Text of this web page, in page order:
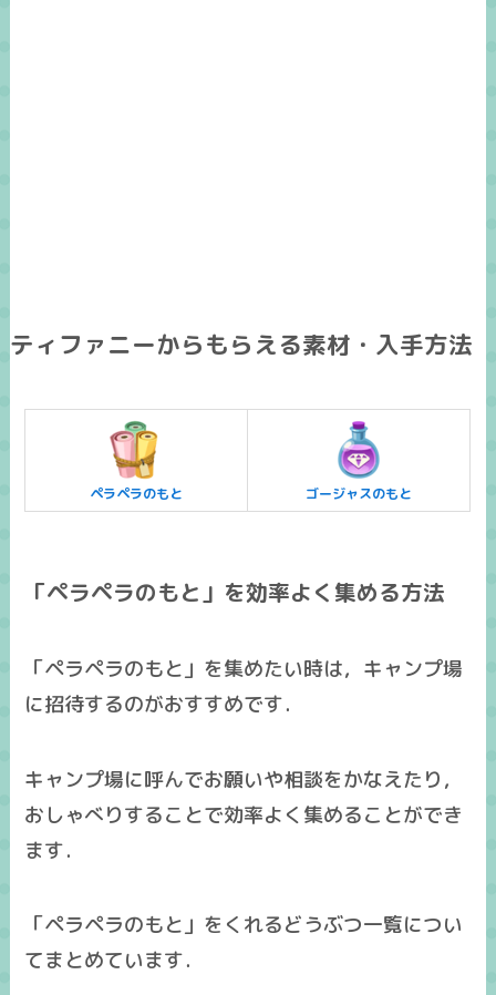
ティファニーからもらえる素材・入手方法
ペラペラのもと ゴージャスのもと
「ペラペラのもと」を効率よく集める方法
「ペラペラのもと」を集めたい時は，キャンプ場
に招待するのがおすすめです．
キャンプ場に呼んでお願いや相談をかなえたり，
おしゃべりすることで効率よく集めることができ
ます．
「ペラペラのもと」をくれるどうぶつ一覧につい
てまとめています．